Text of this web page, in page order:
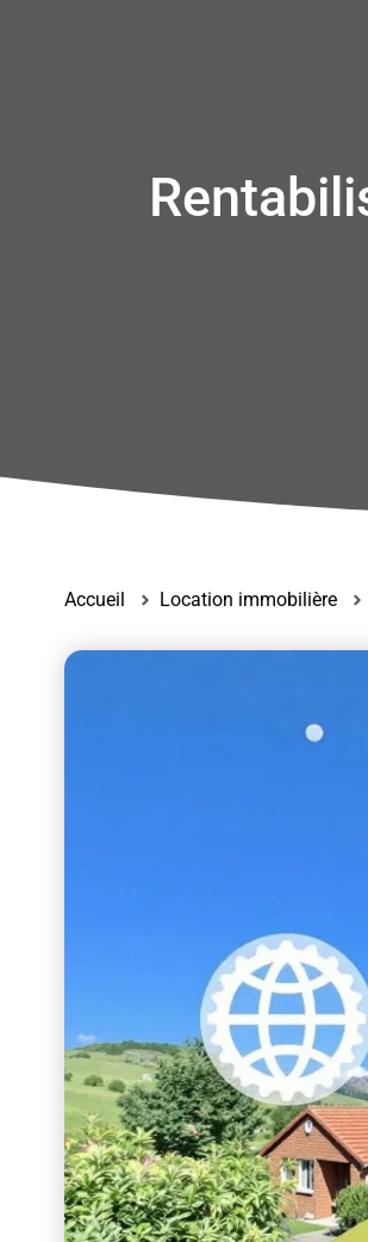
Accueil Location immobilière